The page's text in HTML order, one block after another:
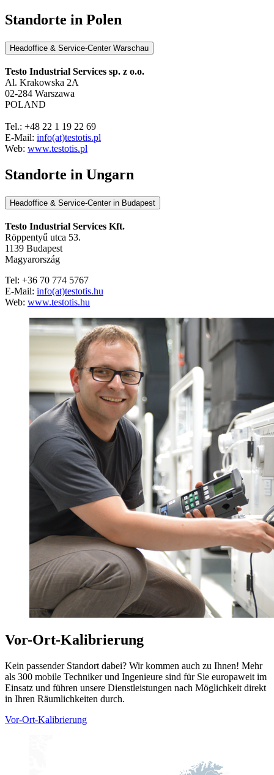
Standorte in Polen
Headoffice & Service-Center Warschau
Testo Industrial Services sp. z o.o.
Al. Krakowska 2A
02-284 Warszawa
POLAND
Tel.: +48 22 1 19 22 69
E-Mail: info(at)testotis.pl
Web: www.testotis.pl
Standorte in Ungarn
Headoffice & Service-Center in Budapest
Testo Industrial Services Kft.
Röppentyű utca 53.
1139 Budapest
Magyarország
Tel: +36 70 774 5767
E-Mail: info(at)testotis.hu
Web: www.testotis.hu
Vor-Ort-Kalibrierung
Kein passender Standort dabei? Wir kommen auch zu Ihnen! Mehr
als 300 mobile Techniker und Ingenieure sind für Sie europaweit im
Einsatz und führen unsere Dienstleistungen nach Möglichkeit direkt
in Ihren Räumlichkeiten durch.
Vor-Ort-Kalibrierung